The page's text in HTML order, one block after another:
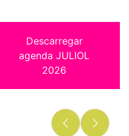
Descarregar
agenda JULIOL
2026